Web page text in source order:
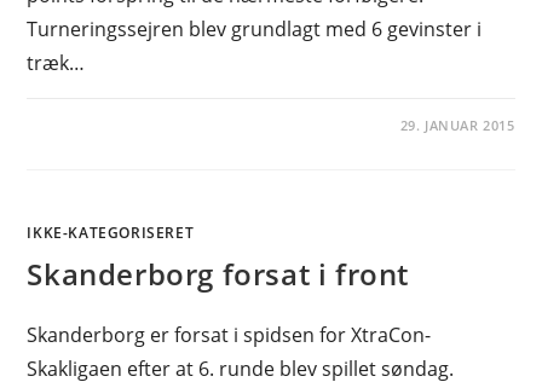
Turneringssejren blev grundlagt med 6 gevinster i
træk…
29. JANUAR 2015
IKKE-KATEGORISERET
Skanderborg forsat i front
Skanderborg er forsat i spidsen for XtraCon-
Skakligaen efter at 6. runde blev spillet søndag.